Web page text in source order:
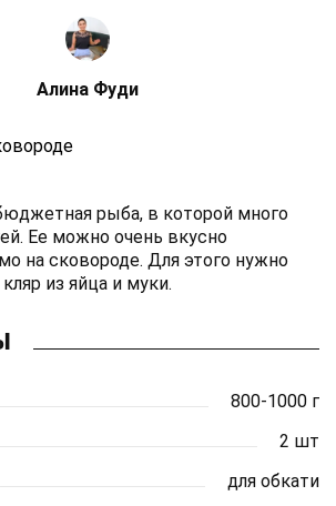
Алина Фуди
рыба, в которой много
Ее можно очень вкусно
на сковороде. Для этого нужно
из яйца и муки.
800-1000 г
2 шт
для обкати